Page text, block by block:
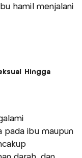
hamil menjalani
Hingga
pada ibu maupun